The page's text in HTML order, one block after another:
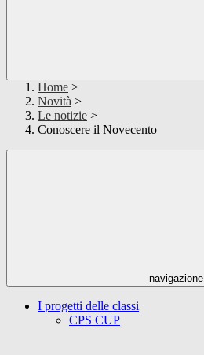
Home >
Novità >
Le notizie >
Conoscere il Novecento
navigazione
I progetti delle classi
CPS CUP